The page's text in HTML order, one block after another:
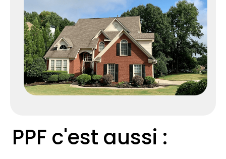
PPF c'est aussi :